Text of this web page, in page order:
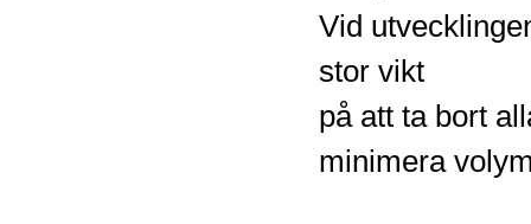
Vid
stor vikt
på att ta bort
minimera